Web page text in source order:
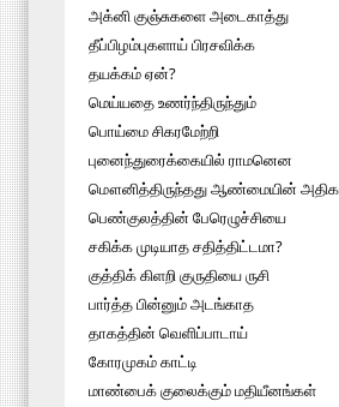
அக்னி குஞ்சுகளை அடைகாத்து
தீப்பிழம்புகளாய் பிரசவிக்க
தயக்கம் ஏன்?
மெய்யதை உணர்ந்திருந்தும்
பொய்மை சிகரமேற்றி
புனைந்துரைக்கையில் ராமனென
மௌனித்திருந்தது ஆண்மையின்
பெண்குலத்தின் பேரெழுச்சியை
சகிக்க முடியாத சதித்திட்டமா?
குத்திக் கிளறி குருதியை ருசி
பார்த்த பின்னும் அடங்காத
தாகத்தின் வெளிப்பாடாய்
கோரமுகம் காட்டி
மாண்பைக் குலைக்கும் மதியீனங்கள்